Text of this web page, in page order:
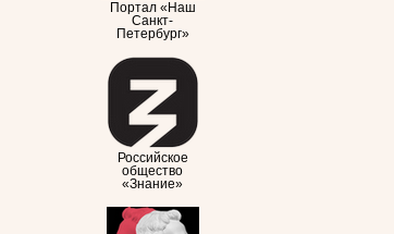
Портал «Наш
Санкт-
Петербург»
Российское
общество
«Знание»